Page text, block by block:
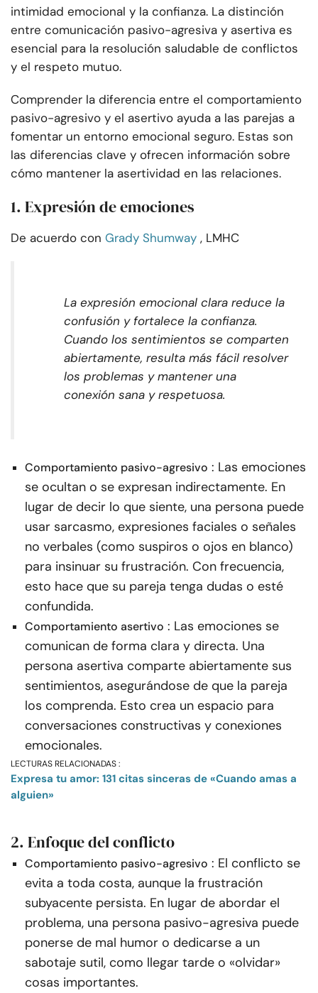
intimidad emocional y la confianza. La distinción
entre comunicación pasivo-agresiva y asertiva es
esencial para la resolución saludable de conflictos
y el respeto mutuo.
Comprender la diferencia entre el comportamiento
pasivo-agresivo y el asertivo ayuda a las parejas a
fomentar un entorno emocional seguro. Estas son
las diferencias clave y ofrecen información sobre
cómo mantener la asertividad en las relaciones.
1. Expresión de emociones
De acuerdo con Grady Shumway , LMHC
La expresión emocional clara reduce la
confusión y fortalece la confianza.
Cuando los sentimientos se comparten
abiertamente, resulta más fácil resolver
los problemas y mantener una
conexión sana y respetuosa.
Comportamiento pasivo-agresivo : Las emociones
se ocultan o se expresan indirectamente. En
lugar de decir lo que siente, una persona puede
usar sarcasmo, expresiones faciales o señales
no verbales (como suspiros o ojos en blanco)
para insinuar su frustración. Con frecuencia,
esto hace que su pareja tenga dudas o esté
confundida.
Comportamiento asertivo : Las emociones se
comunican de forma clara y directa. Una
persona asertiva comparte abiertamente sus
sentimientos, asegurándose de que la pareja
los comprenda. Esto crea un espacio para
conversaciones constructivas y conexiones
emocionales.
LECTURAS RELACIONADAS :
Expresa tu amor: 131 citas sinceras de «Cuando amas a
alguien»
2. Enfoque del conflicto
Comportamiento pasivo-agresivo : El conflicto se
evita a toda costa, aunque la frustración
subyacente persista. En lugar de abordar el
problema, una persona pasivo-agresiva puede
ponerse de mal humor o dedicarse a un
sabotaje sutil, como llegar tarde o «olvidar»
cosas importantes.